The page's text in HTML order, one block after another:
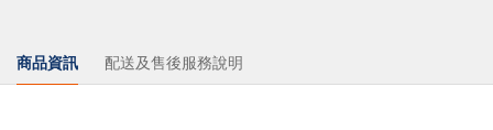
商品資訊 配送及售後服務說明